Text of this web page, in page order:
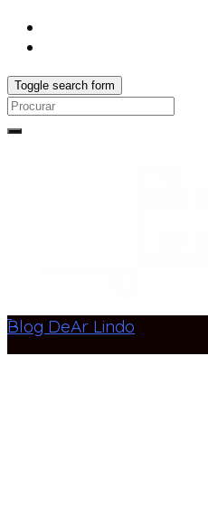
Toggle search form
Search
Blog DeAr Lindo